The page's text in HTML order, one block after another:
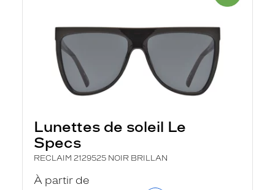
Lunettes de soleil Le
Specs
RECLAIM 2129525 NOIR BRILLAN
À partir de